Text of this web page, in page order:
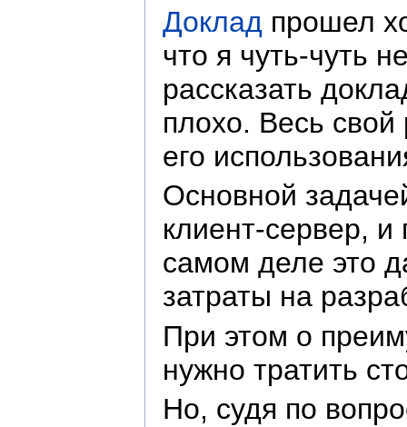
Доклад прошел
что я чуть-чуть
рассказать
плохо. Весь свой
его
Основной
клиент-сервер, и
самом деле это
затраты на
При этом о
нужно тратить
Но, судя по